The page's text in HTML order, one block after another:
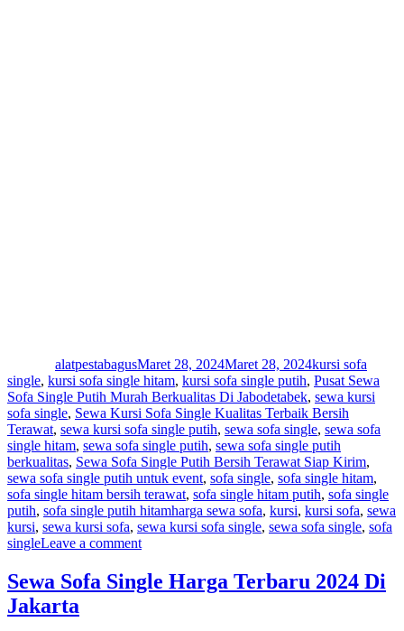
alatpestabagusMaret 28, 2024Maret 28, 2024kursi sofa
single, kursi sofa single hitam, kursi sofa single putih, Pusat Sewa
Sofa Single Putih Murah Berkualitas Di Jabodetabek, sewa kursi
sofa single, Sewa Kursi Sofa Single Kualitas Terbaik Bersih
Terawat, sewa kursi sofa single putih, sewa sofa single, sewa sofa
single hitam, sewa sofa single putih, sewa sofa single putih
berkualitas, Sewa Sofa Single Putih Bersih Terawat Siap Kirim,
sewa sofa single putih untuk event, sofa single, sofa single hitam,
sofa single hitam bersih terawat, sofa single hitam putih, sofa single
putih, sofa single putih hitamTags
harga sewa sofa, kursi, kursi sofa, sewa
kursi, sewa kursi sofa, sewa kursi sofa single, sewa sofa single, sofa
singleLeave a commenton
Sofa
Single
Sewa Sofa Single Harga Terbaru 2024 Di
Jakarta